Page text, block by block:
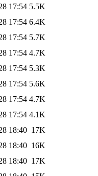
17:54 5.5K
17:54 6.4K
17:54 5.7K
17:54 4.7K
17:54 5.3K
17:54 5.6K
17:54 4.7K
17:54 4.1K
18:40 17K
18:40 16K
18:40 17K